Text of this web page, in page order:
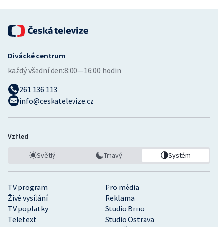
TV program
Pro média
Živé vysílání
Reklama
TV poplatky
Studio Brno
Teletext
Studio Ostrava
Divácké centrum
každý všední den:8:00—16:00 hodin
261 136 113
info@ceskatelevize.cz
Vzhled
Světlý Tmavý Systém